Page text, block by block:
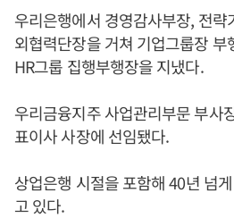
우리은행에서 경영감사부장, 전략
외협력단장을 거쳐 기업그룹장
HR그룹 집행부행장을 지냈다.
우리금융지주 사업관리부문 부사
표이사 사장에 선임됐다.
상업은행 시절을 포함해 40년 넘
고 있다.